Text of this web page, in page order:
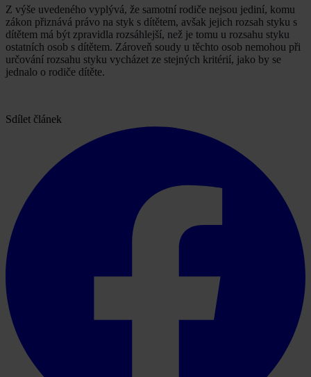
Z výše uvedeného vyplývá, že samotní rodiče nejsou jediní, komu
zákon přiznává právo na styk s dítětem, avšak jejich rozsah styku s
dítětem má být zpravidla rozsáhlejší, než je tomu u rozsahu styku
ostatních osob s dítětem. Zároveň soudy u těchto osob nemohou při
určování rozsahu styku vycházet ze stejných kritérií, jako by se
jednalo o rodiče dítěte.
Sdílet článek